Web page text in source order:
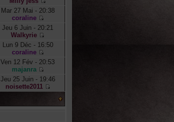
Mar 27 Mai - 20:38
coraline
Jeu 6 Juin - 20:21
Walkyrie
Lun 9 Déc - 16:50
coraline
Ven 12 Fév - 20:53
majanra
Jeu 25 Juin - 19:46
noisette2011